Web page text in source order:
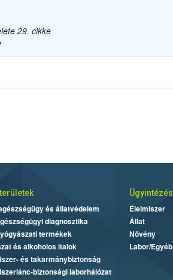
29. cikke
és állatvédelem
diagnosztika
termékek
és alkoholos italok
és takarmánybiztonság
biztonsági laborhálózat
Ügyintézés
Élelmiszer
Állat
Növény
Labor/Egyéb